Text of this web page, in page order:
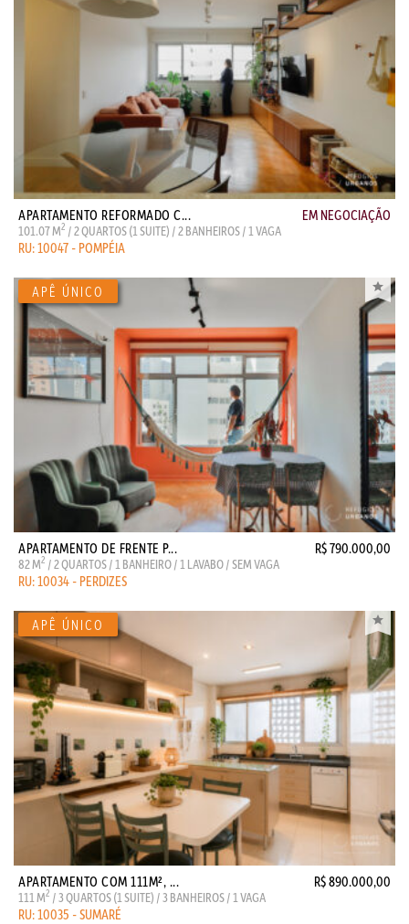
APARTAMENTO REFORMADO C... EM NEGOCIAÇÃO
101.07 M2 / 2 QUARTOS (1 SUITE) / 2 BANHEIROS / 1 VAGA
RU: 10047 - POMPÉIA
APARTAMENTO DE FRENTE P... R$ 790.000,00
82 M2 / 2 QUARTOS / 1 BANHEIRO / 1 LAVABO / SEM VAGA
RU: 10034 - PERDIZES
APARTAMENTO COM 111M², ... R$ 890.000,00
111 M2 / 3 QUARTOS (1 SUITE) / 3 BANHEIROS / 1 VAGA
RU: 10035 - SUMARÉ